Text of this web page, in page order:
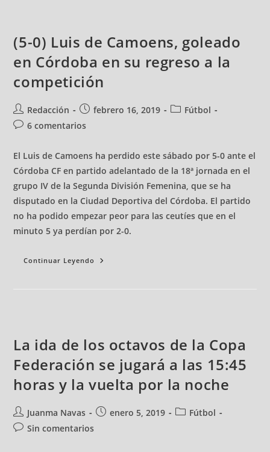
(5-0) Luis de Camoens, goleado
en Córdoba en su regreso a la
competición
Redacción febrero 16, 2019
Fútbol
6 comentarios
El Luis de Camoens ha perdido este sábado por 5-0 ante el
Córdoba CF en partido adelantado de la 18ª jornada en el
grupo IV de la Segunda División Femenina, que se ha
disputado en la Ciudad Deportiva del Córdoba. El partido
no ha podido empezar peor para las ceutíes que en el
minuto 5 ya perdían por 2-0.
Continuar Leyendo
La ida de los octavos de la Copa
Federación se jugará a las 15:45
horas y la vuelta por la noche
Juanma Navas enero 5, 2019
Fútbol
Sin comentarios